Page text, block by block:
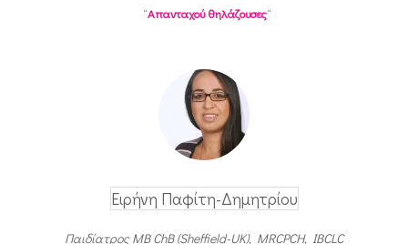
“Απανταχού θηλάζουσες“
Ειρήνη Παφίτη-Δημητρίου
Παιδίατρος MB ChB (Sheffield-UK), MRCPCH, IBCLC